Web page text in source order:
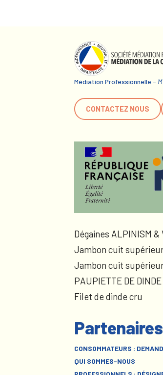
Médiation Professionnelle -
CONTACTEZ NOUS
Dégaines ALPINISM &
Jambon cuit
Jambon cuit
PAUPIETTE DE
Filet de dinde cru
CONSOMMATEURS :
QUI SOMMES-NOUS